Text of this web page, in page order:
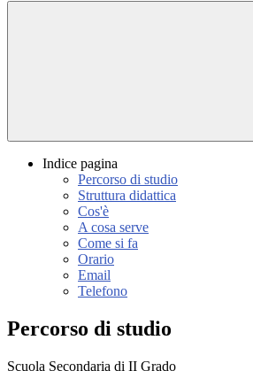
Indice pagina
Percorso di studio
Struttura didattica
Cos'è
A cosa serve
Come si fa
Orario
Email
Telefono
Percorso di studio
Scuola Secondaria di II Grado